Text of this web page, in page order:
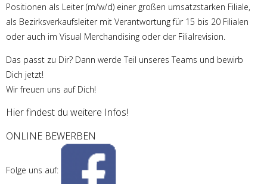
Positionen als Leiter (m/w/d) einer großen umsatzstarken Filiale,
als Bezirksverkaufsleiter mit Verantwortung für 15 bis 20 Filialen
oder auch im Visual Merchandising oder der Filialrevision.
Das passt zu Dir? Dann werde Teil unseres Teams und bewirb
Dich jetzt!
Wir freuen uns auf Dich!
Hier findest du weitere Infos!
ONLINE BEWERBEN
Folge uns auf: